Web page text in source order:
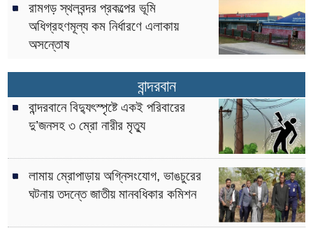
রামগড় স্থলবন্দর প্রকল্পের ভূমি
অধিগ্রহণমূল্য কম নির্ধারণে এলাকায়
অসন্তোষ
বান্দরবান
বান্দরবানে বিদ্যুৎস্পৃষ্টে একই পরিবারের
দু’জনসহ ৩ ম্রো নারীর মৃত্যু
লামায় ম্রোপাড়ায় অগ্নিসংযোগ, ভাঙচুরের
ঘটনায় তদন্তে জাতীয় মানবধিকার কমিশন